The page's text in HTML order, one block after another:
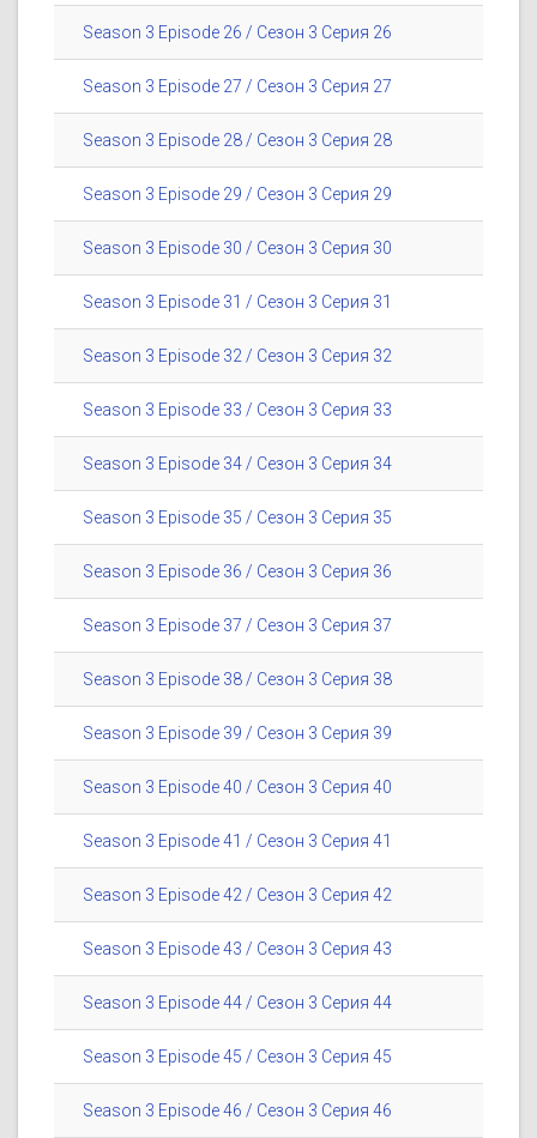
Season 3 Episode 26 / Сезон 3 Серия 26
Season 3 Episode 27 / Сезон 3 Серия 27
Season 3 Episode 28 / Сезон 3 Серия 28
Season 3 Episode 29 / Сезон 3 Серия 29
Season 3 Episode 30 / Сезон 3 Серия 30
Season 3 Episode 31 / Сезон 3 Серия 31
Season 3 Episode 32 / Сезон 3 Серия 32
Season 3 Episode 33 / Сезон 3 Серия 33
Season 3 Episode 34 / Сезон 3 Серия 34
Season 3 Episode 35 / Сезон 3 Серия 35
Season 3 Episode 36 / Сезон 3 Серия 36
Season 3 Episode 37 / Сезон 3 Серия 37
Season 3 Episode 38 / Сезон 3 Серия 38
Season 3 Episode 39 / Сезон 3 Серия 39
Season 3 Episode 40 / Сезон 3 Серия 40
Season 3 Episode 41 / Сезон 3 Серия 41
Season 3 Episode 42 / Сезон 3 Серия 42
Season 3 Episode 43 / Сезон 3 Серия 43
Season 3 Episode 44 / Сезон 3 Серия 44
Season 3 Episode 45 / Сезон 3 Серия 45
Season 3 Episode 46 / Сезон 3 Серия 46